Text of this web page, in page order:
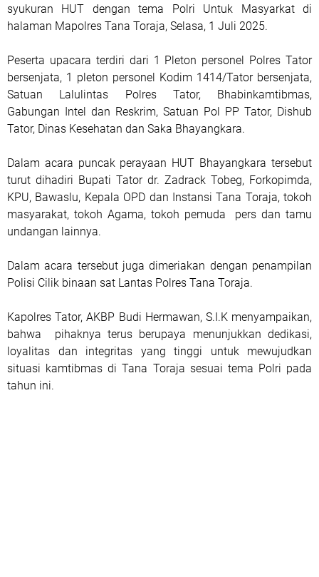
syukuran HUT dengan tema Polri Untuk Masyarkat di
halaman Mapolres Tana Toraja, Selasa, 1 Juli 2025.
Peserta upacara terdiri dari 1 Pleton personel Polres Tator
bersenjata, 1 pleton personel Kodim 1414/Tator bersenjata,
Satuan Lalulintas Polres Tator, Bhabinkamtibmas,
Gabungan Intel dan Reskrim, Satuan Pol PP Tator, Dishub
Tator, Dinas Kesehatan dan Saka Bhayangkara.
Dalam acara puncak perayaan HUT Bhayangkara tersebut
turut dihadiri Bupati Tator dr. Zadrack Tobeg, Forkopimda,
KPU, Bawaslu, Kepala OPD dan Instansi Tana Toraja, tokoh
masyarakat, tokoh Agama, tokoh pemuda pers dan tamu
undangan lainnya.
Dalam acara tersebut juga dimeriakan dengan penampilan
Polisi Cilik binaan sat Lantas Polres Tana Toraja.
Kapolres Tator, AKBP Budi Hermawan, S.I.K menyampaikan,
bahwa pihaknya terus berupaya menunjukkan dedikasi,
loyalitas dan integritas yang tinggi untuk mewujudkan
situasi kamtibmas di Tana Toraja sesuai tema Polri pada
tahun ini.